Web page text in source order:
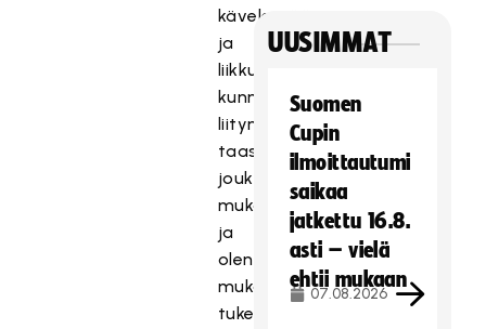
kävelemään
ja
liikkumaan
kunnolla,
liityn
taas
joukkueen
mukaan
ja
olen
mukana
tukemassa
UUSIMMAT
Suomen
Cupin
ilmoittautumi
saikaa
jatkettu 16.8.
asti – vielä
ehtii mukaan
07.08.2026